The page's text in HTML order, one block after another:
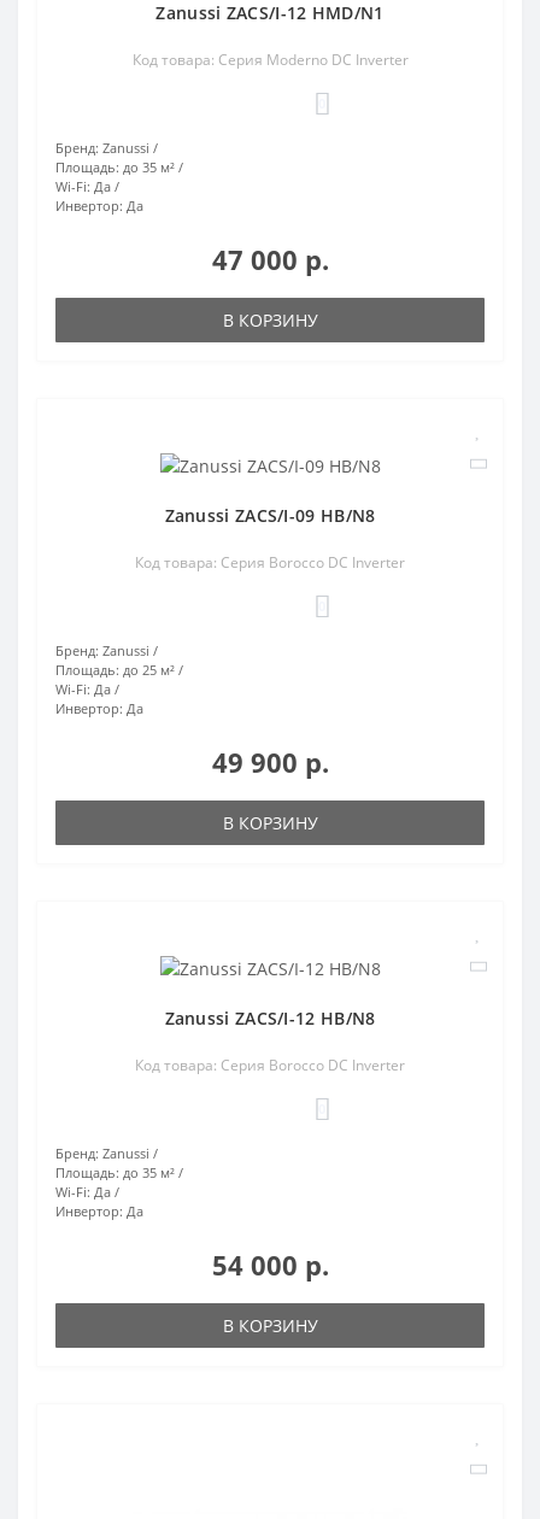
Zanussi ZACS/I-12 HMD/N1
Код товара: Серия Moderno DC Inverter
Бренд: Zanussi
Площадь: до 35 м²
Wi-Fi: Да
Инвертор: Да
47 000 р.
В КОРЗИНУ
Zanussi ZACS/I-09 HB/N8
Код товара: Серия Borocco DC Inverter
Бренд: Zanussi
Площадь: до 25 м²
Wi-Fi: Да
Инвертор: Да
49 900 р.
В КОРЗИНУ
Zanussi ZACS/I-12 HB/N8
Код товара: Серия Borocco DC Inverter
Бренд: Zanussi
Площадь: до 35 м²
Wi-Fi: Да
Инвертор: Да
54 000 р.
В КОРЗИНУ